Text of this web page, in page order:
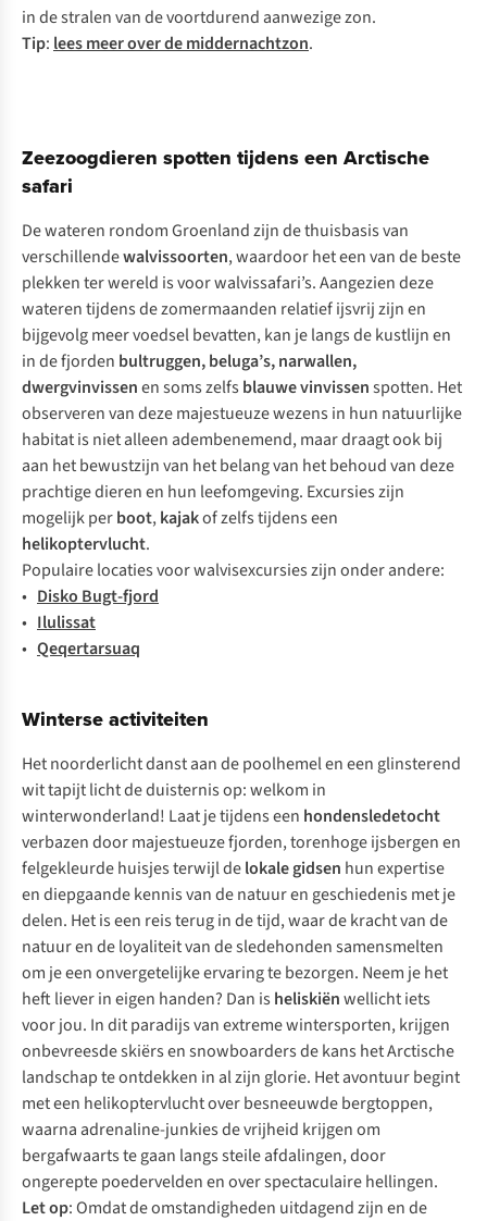
in de stralen van de voortdurend aanwezige zon.
Tip: lees meer over de middernachtzon.
Zeezoogdieren spotten tijdens een Arctische
safari
De wateren rondom Groenland zijn de thuisbasis van
verschillendewalvissoorten, waardoor het een van de beste
plekken ter wereld is voor walvissafari’s. Aangezien deze
wateren tijdens de zomermaanden relatief ijsvrij zijn en
bijgevolg meer voedsel bevatten, kan je langs de kustlijn en
in de fjorden bultruggen, beluga’s, narwallen,
dwergvinvissenen soms zelfs blauwe vinvissenspotten. Het
observeren van deze majestueuze wezens in hun natuurlijke
habitat is niet alleen adembenemend, maar draagt ook bij
aan het bewustzijn van het belang van het behoud van deze
prachtige dieren en hun leefomgeving. Excursies zijn
mogelijk perboot,kajakof zelfs tijdens een
helikoptervlucht.
Populaire locaties voor walvisexcursies zijn onder andere:
• Disko Bugt-fjord
• Ilulissat
• Qeqertarsuaq
Winterse activiteiten
Het noorderlicht danst aan de poolhemel en een glinsterend
wit tapijt licht de duisternis op: welkom in
winterwonderland! Laat je tijdens een hondensledetocht
verbazen door majestueuze fjorden, torenhoge ijsbergen en
felgekleurde huisjes terwijl delokale gidsen hun expertise
en diepgaande kennis van de natuur en geschiedenis met je
delen. Het is een reis terug in de tijd, waar de kracht van de
natuur en de loyaliteit van de sledehonden samensmelten
om je een onvergetelijke ervaring te bezorgen. Neem je het
heft liever in eigen handen? Dan is heliskiënwellicht iets
voor jou. In dit paradijs van extreme wintersporten, krijgen
onbevreesde skiërs en snowboarders de kans het Arctische
landschap te ontdekken in al zijn glorie. Het avontuur begint
met een helikoptervlucht over besneeuwde bergtoppen,
waarna adrenaline-junkies de vrijheid krijgen om
bergafwaarts te gaan langs steile afdalingen, door
ongerepte poedervelden en over spectaculaire hellingen.
Let op: Omdat de omstandigheden uitdagend zijn en de